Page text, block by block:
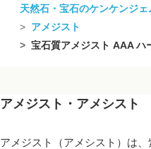
天然石・宝石のケンケンジェ
アメジスト
宝石質アメジスト AAA ハー
アメジスト・アメシスト
アメジスト（アメシスト）は